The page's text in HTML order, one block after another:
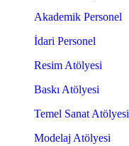
Akademik Personel
İdari Personel
Resim Atölyesi
Baskı Atölyesi
Temel Sanat Atölyesi
Modelaj Atölyesi